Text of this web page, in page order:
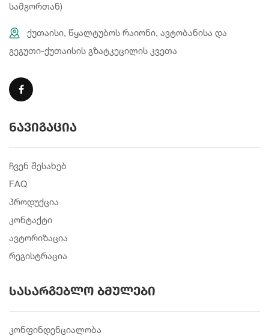
სამგორთან)
ქუთაისი, წყალტუბოს რაიონი, ავტობანისა და
გეგუთი-ქუთაისის გზატკეცილის კვეთა
ნავიგაცია
ჩვენ შესახებ
FAQ
პროდუქცია
კონტაქტი
ავტორიზაცია
რეგისტრაცია
სასარგებლო ბმულები
კონფინდენციალობა